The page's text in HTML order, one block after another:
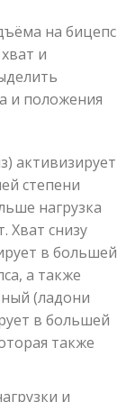
на бицепс
и
и положения
активизирует
степени
нагрузка
Хват снизу
в большей
а также
(ладони
в большей
также
и